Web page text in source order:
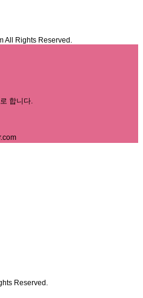
All Rights Reserved.
합니다.
Reserved.